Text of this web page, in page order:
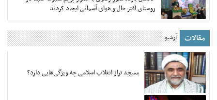
روستای افتر حال و هوای آسمانی ایجاد کردند
مقالات آرشیو
مسجد تراز انقلاب اسلامی چه ویژگی‌هایی دارد؟